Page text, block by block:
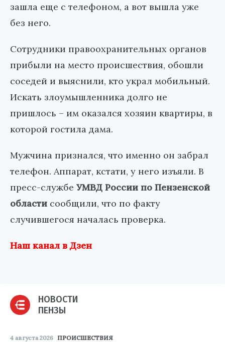
зашла еще с телефоном, а вот вышла уже
без него.
Сотрудники правоохранительных органов
прибыли на место происшествия, обошли
соседей и выяснили, кто украл мобильный.
Искать злоумышленника долго не
пришлось – им оказался хозяин квартиры, в
которой гостила дама.
Мужчина признался, что именно он забрал
телефон. Аппарат, кстати, у него изъяли. В
пресс-службе УМВД России по Пензенской
области сообщили, что по факту
случившегося началась проверка.
Наш канал в Дзен
НОВОСТИ
ПЕНЗЫ
4 августа 2026 ПРОИСШЕСТВИЯ